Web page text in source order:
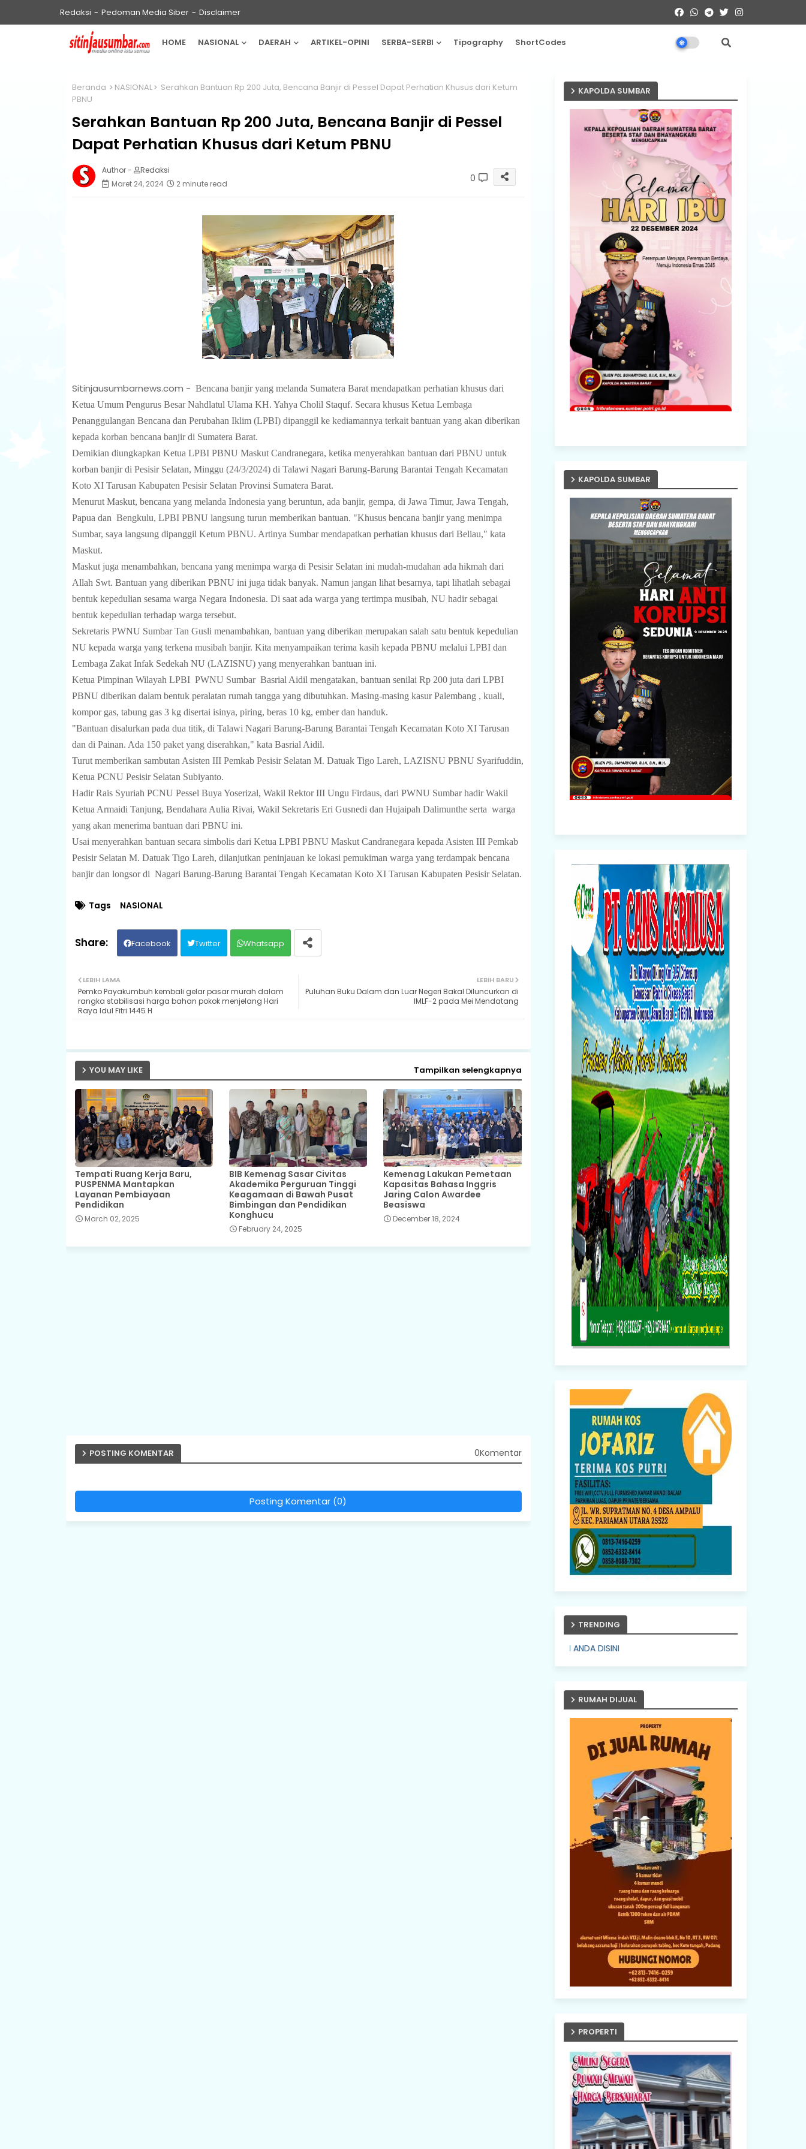
Redaksi Pedoman Media Siber Disclaimer
HOME NASIONAL DAERAH ARTIKEL-OPINI SERBA-SERBI Tipography ShortCodes
Beranda NASIONAL
Serahkan Bantuan Rp 200 Juta, Bencana Banjir di Pessel Dapat Perhatian Khusus dari Ketum
PBNU
Serahkan Bantuan Rp 200 Juta, Bencana Banjir di Pessel
Dapat Perhatian Khusus dari Ketum PBNU
Author -
Redaksi
Maret 24, 2024
2 minute read 0
Sitinjausumbarnews.com - Bencana banjir yang melanda Sumatera Barat mendapatkan perhatian khusus dari
Ketua Umum Pengurus Besar Nahdlatul Ulama KH. Yahya Cholil Staquf. Secara khusus Ketua Lembaga
Penanggulangan Bencana dan Perubahan Iklim (LPBI) dipanggil ke kediamannya terkait bantuan yang akan diberikan
kepada korban bencana banjir di Sumatera Barat.
Demikian diungkapkan Ketua LPBI PBNU Maskut Candranegara, ketika menyerahkan bantuan dari PBNU untuk
korban banjir di Pesisir Selatan, Minggu (24/3/2024) di Talawi Nagari Barung-Barung Barantai Tengah Kecamatan
Koto XI Tarusan Kabupaten Pesisir Selatan Provinsi Sumatera Barat.
Menurut Maskut, bencana yang melanda Indonesia yang beruntun, ada banjir, gempa, di Jawa Timur, Jawa Tengah,
Papua dan Bengkulu, LPBI PBNU langsung turun memberikan bantuan. "Khusus bencana banjir yang menimpa
Sumbar, saya langsung dipanggil Ketum PBNU. Artinya Sumbar mendapatkan perhatian khusus dari Beliau," kata
Maskut.
Maskut juga menambahkan, bencana yang menimpa warga di Pesisir Selatan ini mudah-mudahan ada hikmah dari
Allah Swt. Bantuan yang diberikan PBNU ini juga tidak banyak. Namun jangan lihat besarnya, tapi lihatlah sebagai
bentuk kepedulian sesama warga Negara Indonesia. Di saat ada warga yang tertimpa musibah, NU hadir sebagai
bentuk kepedulian terhadap warga tersebut.
Sekretaris PWNU Sumbar Tan Gusli menambahkan, bantuan yang diberikan merupakan salah satu bentuk kepedulian
NU kepada warga yang terkena musibah banjir. Kita menyampaikan terima kasih kepada PBNU melalui LPBI dan
Lembaga Zakat Infak Sedekah NU (LAZISNU) yang menyerahkan bantuan ini.
Ketua Pimpinan Wilayah LPBI PWNU Sumbar Basrial Aidil mengatakan, bantuan senilai Rp 200 juta dari LPBI
PBNU diberikan dalam bentuk peralatan rumah tangga yang dibutuhkan. Masing-masing kasur Palembang , kuali,
kompor gas, tabung gas 3 kg disertai isinya, piring, beras 10 kg, ember dan handuk.
"Bantuan disalurkan pada dua titik, di Talawi Nagari Barung-Barung Barantai Tengah Kecamatan Koto XI Tarusan
dan di Painan. Ada 150 paket yang diserahkan," kata Basrial Aidil.
Turut memberikan sambutan Asisten III Pemkab Pesisir Selatan M. Datuak Tigo Lareh, LAZISNU PBNU Syarifuddin,
Ketua PCNU Pesisir Selatan Subiyanto.
Hadir Rais Syuriah PCNU Pessel Buya Yoserizal, Wakil Rektor III Ungu Firdaus, dari PWNU Sumbar hadir Wakil
Ketua Armaidi Tanjung, Bendahara Aulia Rivai, Wakil Sekretaris Eri Gusnedi dan Hujaipah Dalimunthe serta warga
yang akan menerima bantuan dari PBNU ini.
Usai menyerahkan bantuan secara simbolis dari Ketua LPBI PBNU Maskut Candranegara kepada Asisten III Pemkab
Pesisir Selatan M. Datuak Tigo Lareh, dilanjutkan peninjauan ke lokasi pemukiman warga yang terdampak bencana
banjir dan longsor di Nagari Barung-Barung Barantai Tengah Kecamatan Koto XI Tarusan Kabupaten Pesisir Selatan.
Tags NASIONAL
Facebook Twitter Whatsapp
LEBIH BARU
Puluhan Buku Dalam dan Luar Negeri Bakal Diluncurkan di
IMLF-2 pada Mei Mendatang
LEBIH LAMA
Pemko Payakumbuh kembali gelar pasar murah dalam
rangka stabilisasi harga bahan pokok menjelang Hari
Raya Idul Fitri 1445 H
YOU MAY LIKE Tampilkan selengkapnya
Tempati Ruang Kerja Baru,
PUSPENMA Mantapkan
Layanan Pembiayaan
Pendidikan
March 02, 2025
BIB Kemenag Sasar Civitas
Akademika Perguruan Tinggi
Keagamaan di Bawah Pusat
Bimbingan dan Pendidikan
Konghucu
February 24, 2025
Kemenag Lakukan Pemetaan
Kapasitas Bahasa Inggris
Jaring Calon Awardee
Beasiswa
December 18, 2024
POSTING KOMENTAR 0Komentar
Posting Komentar (0)
KAPOLDA SUMBAR
KAPOLDA SUMBAR
TRENDING
RUMAH DIJUAL
PROPERTI